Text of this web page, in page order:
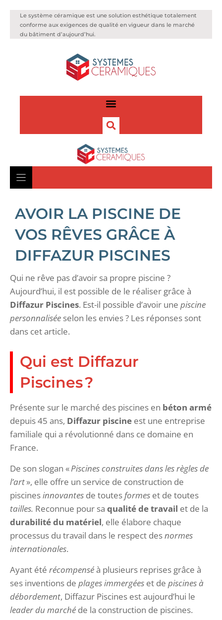
Le système céramique est une solution esthétique totalement
conforme aux exigences de qualité en vigueur dans le marché
du bâtiment d’aujourd’hui.
AVOIR LA PISCINE DE
VOS RÊVES GRÂCE À
DIFFAZUR PISCINES
Qui ne rêve pas d’avoir sa propre piscine ?
Aujourd’hui, il est possible de le réaliser grâce à
Diffazur Piscines. Est-il possible d’avoir une piscine
personnalisée selon les envies ? Les réponses sont
dans cet article.
Qui est Diffazur
Piscines ?
Présente sur le marché des piscines en béton armé
depuis 45 ans, Diffazur piscine est une entreprise
familiale qui a révolutionné dans ce domaine en
France.
De son slogan «Piscines construites dans les règles de
l’art», elle offre un service de construction de
piscinesinnovantes de toutesformes et de toutes
tailles. Reconnue pour sa qualité de travail et de la
durabilité du matériel, elle élabore chaque
processus du travail dans le respect desnormes
internationales.
Ayant été récompenséà plusieurs reprises grâce à
ses inventions de plages immergées et de piscines à
débordement, Diffazur Piscines est aujourd’hui le
leader du marché de la construction de piscines.